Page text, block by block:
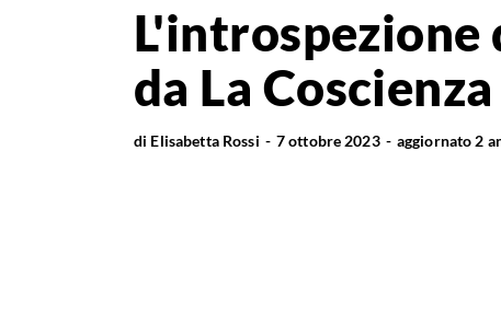
L'introspezione
da La
di Elisabetta Rossi 7 ottobre 2023 aggiornato 2